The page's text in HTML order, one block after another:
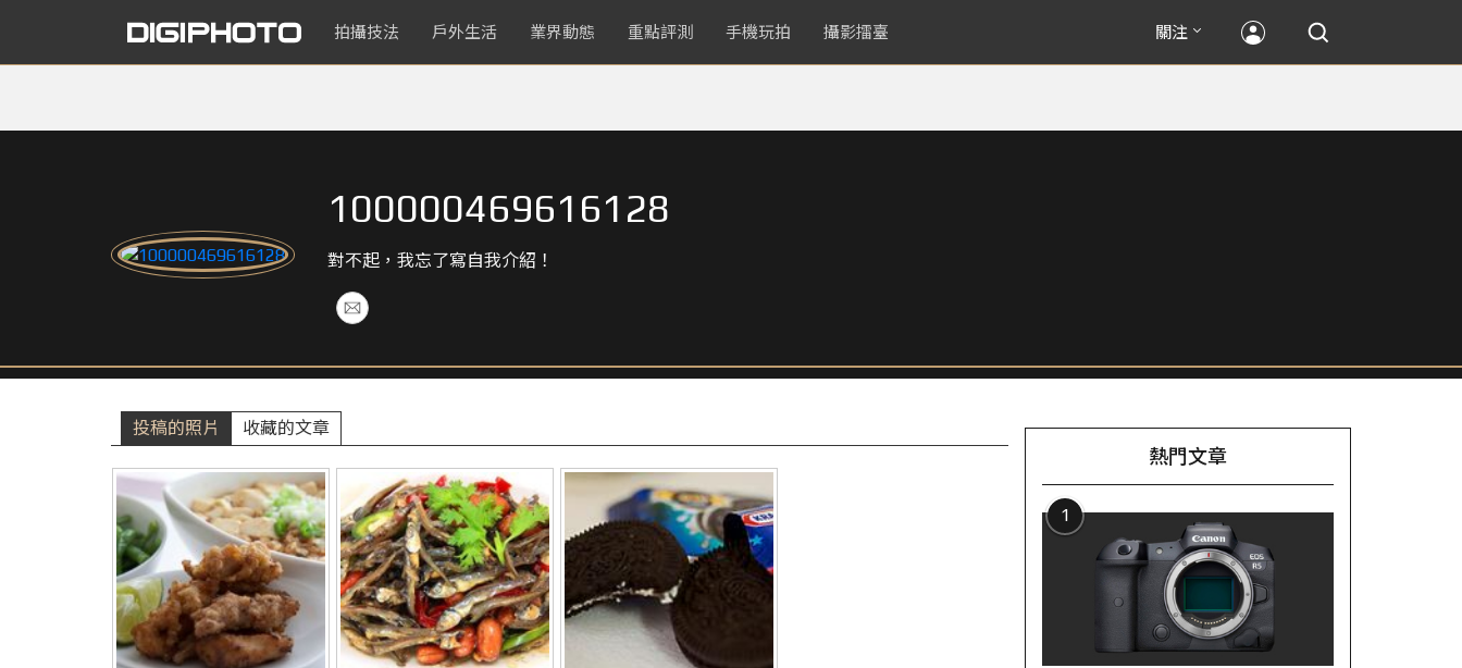
拍攝技法 戶外生活 業界動態 重點評測 手機玩拍 攝影擂臺 關注
100000469616128
對不起，我忘了寫自我介紹！
投稿的照片 收藏的文章
熱門文章
1